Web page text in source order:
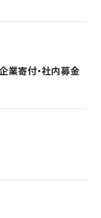
業寄付・社内募金